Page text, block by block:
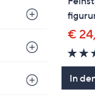
€
In